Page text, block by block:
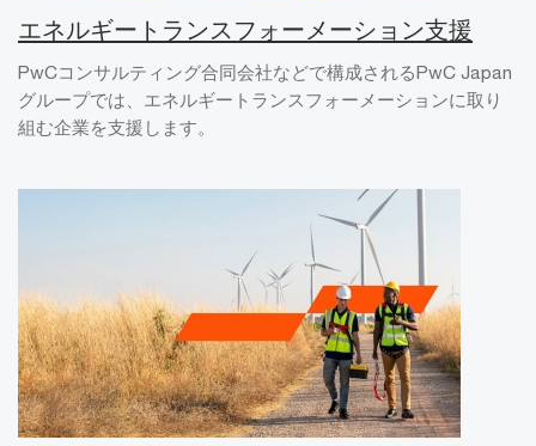
エネルギートランスフォーメーション支援
PwCコンサルティング合同会社などで構成されるPwC Japan
グループでは、エネルギートランスフォーメーションに取り
組む企業を支援します。